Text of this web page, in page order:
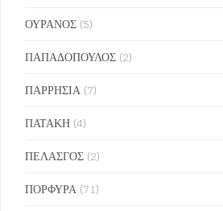
ΟΥΡΑΝΟΣ (5)
ΠΑΠΑΔΟΠΟΥΛΟΣ (2)
ΠΑΡΡΗΣΙΑ (7)
ΠΑΤΑΚΗ (4)
ΠΕΛΑΣΓΟΣ (2)
ΠΟΡΦΥΡΑ (71)